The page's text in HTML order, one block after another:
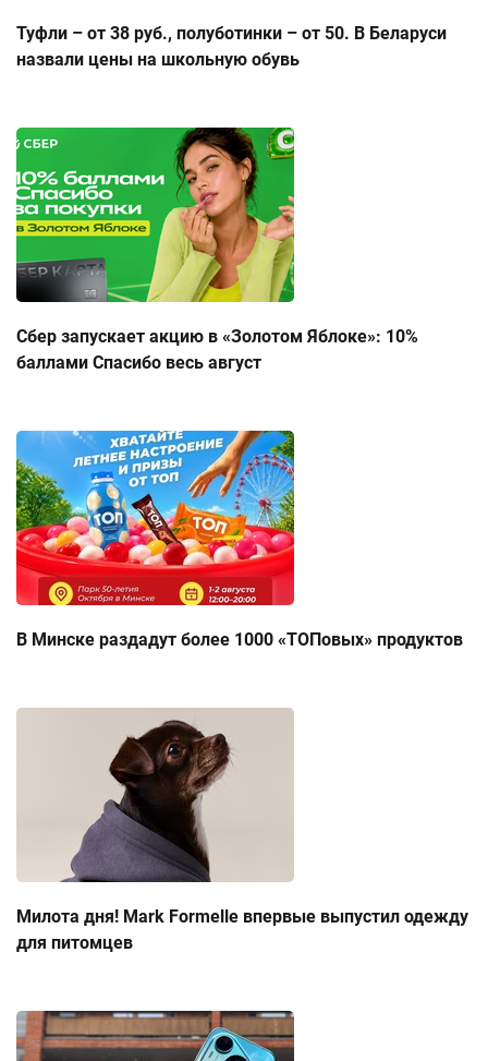
Туфли – от 38 руб., полуботинки – от 50. В Беларуси
назвали цены на школьную обувь
Сбер запускает акцию в «Золотом Яблоке»: 10%
баллами Спасибо весь август
В Минске раздадут более 1000 «ТОПовых» продуктов
Милота дня! Mark Formelle впервые выпустил одежду
для питомцев